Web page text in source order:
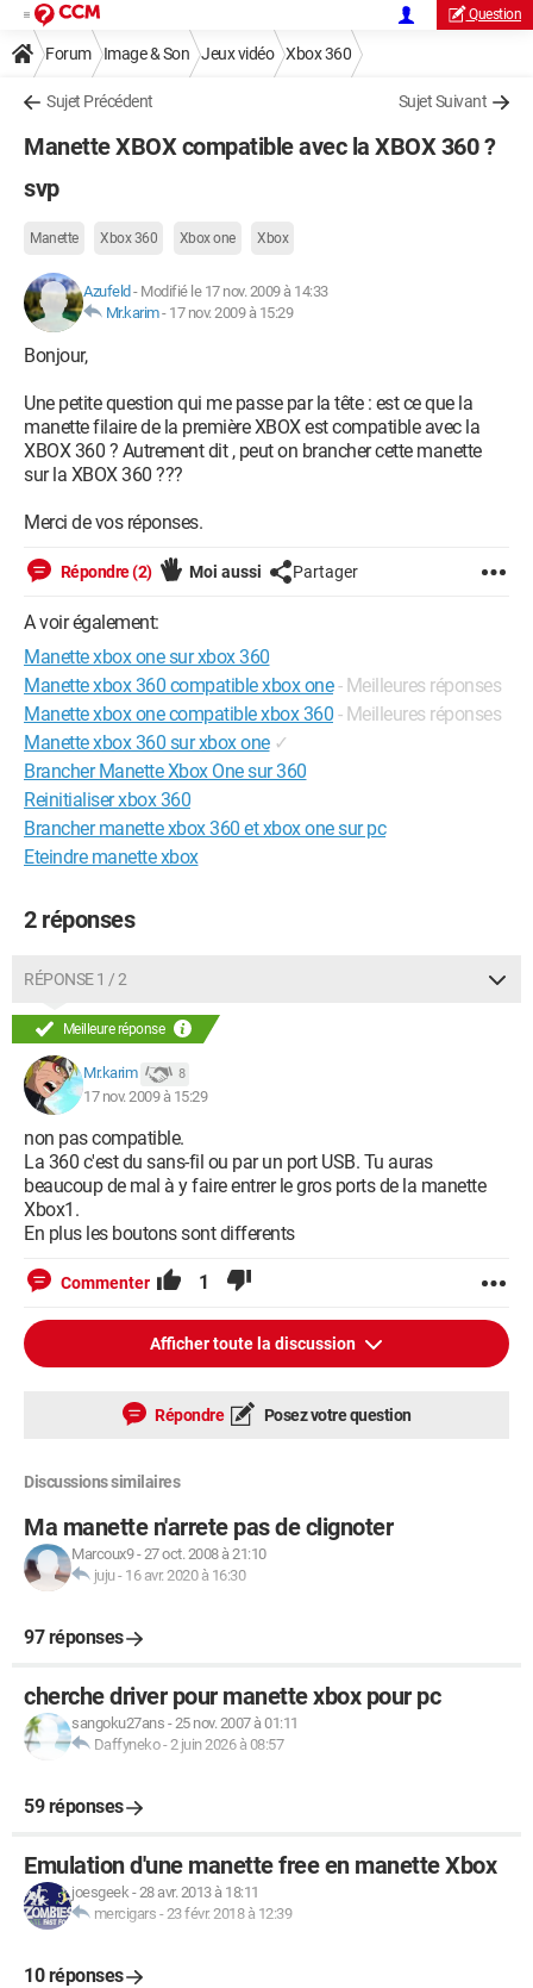
Question
Forum Image & Son Jeux vidéo Xbox 360
Sujet Précédent Sujet Suivant
Manette XBOX compatible avec la XBOX 360 ?
svp
Manette Xbox 360 Xbox one Xbox
Azufeld - Modifié le 17 nov. 2009 à 14:33
Mr.karim- 17 nov. 2009 à 15:29
Bonjour,
Une petite question qui me passe par la tête : est ce que la
manette filaire de la première XBOX est compatible avec la
XBOX 360 ? Autrement dit , peut on brancher cette manette
sur la XBOX 360 ???
Merci de vos réponses.
Répondre (2) Moi aussi Partager
A voir également:
Manette xbox one sur xbox 360
Manette xbox 360 compatible xbox one - Meilleures réponses
Manette xbox one compatible xbox 360 - Meilleures réponses
Manette xbox 360 sur xbox one ✓
Brancher Manette Xbox One sur 360
Reinitialiser xbox 360
Brancher manette xbox 360 et xbox one sur pc
Eteindre manette xbox
2 réponses
RÉPONSE 1 / 2
Meilleure réponse
Mr.karim 8
17 nov. 2009 à 15:29
non pas compatible.
La 360 c'est du sans-fil ou par un port USB. Tu auras
beaucoup de mal à y faire entrer le gros ports de la manette
Xbox1.
En plus les boutons sont differents
Commenter 1
Afficher toute la discussion
Répondre Posez votre question
Discussions similaires
Ma manette n'arrete pas de clignoter
Marcoux9-27 oct. 2008 à 21:10
juju- 16 avr. 2020 à 16:30
97 réponses
cherche driver pour manette xbox pour pc
sangoku27ans -25 nov. 2007 à 01:11
Daffyneko-2 juin 2026 à 08:57
59 réponses
Emulation d'une manette free en manette Xbox
joesgeek-28 avr. 2013 à 18:11
mercigars -23 févr. 2018 à 12:39
10 réponses